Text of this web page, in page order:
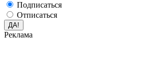
Подписаться
Отписаться
Реклама